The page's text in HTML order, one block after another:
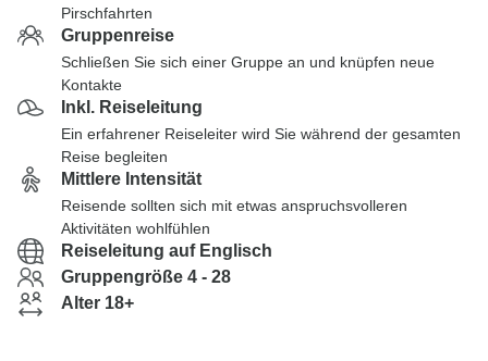
Pirschfahrten
Gruppenreise
Schließen Sie sich einer Gruppe an und knüpfen neue
Kontakte
Inkl. Reiseleitung
Ein erfahrener Reiseleiter wird Sie während der gesamten
Reise begleiten
Mittlere Intensität
Reisende sollten sich mit etwas anspruchsvolleren
Aktivitäten wohlfühlen
Reiseleitung auf Englisch
Gruppengröße 4 - 28
Alter 18+